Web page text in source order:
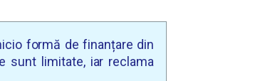
formă de finanțare din
sunt limitate, iar reclama